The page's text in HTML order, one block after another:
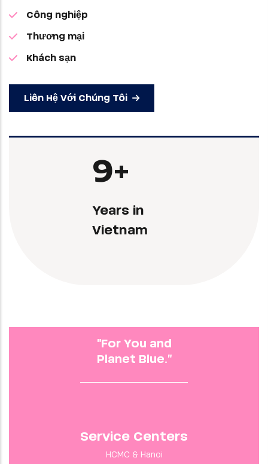
Công nghiệp
Thương mại
Khách sạn
Liên Hệ Với Chúng Tôi
10
Years in
Vietnam
"For You and
Planet Blue."
Service Centers
HCMC & Hanoi